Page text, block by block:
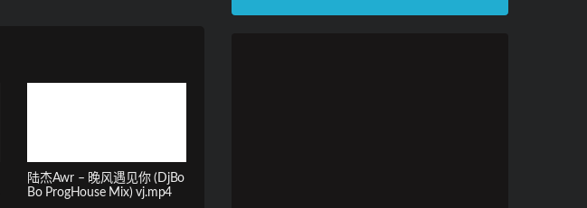
陆杰Awr – 晚风遇见你 (DjBo
Bo ProgHouse Mix) vj.mp4